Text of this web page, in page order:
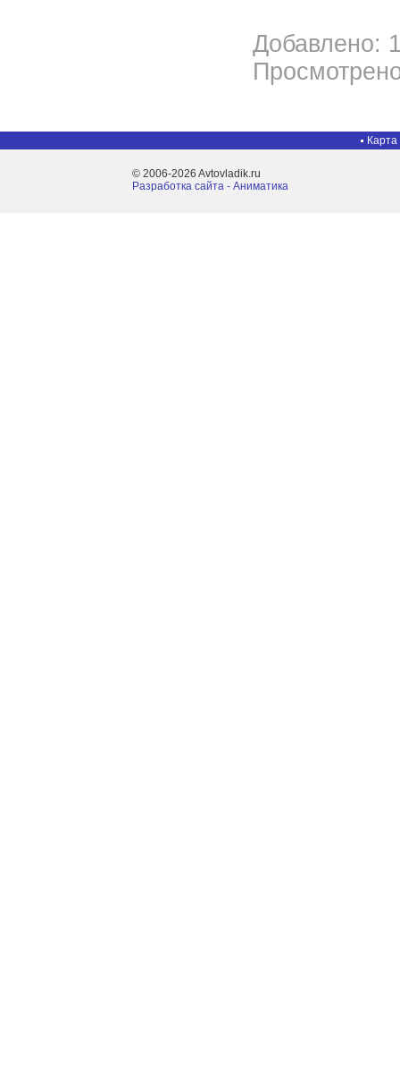
Добавлено:
Карта
© 2006-2026 Avtovladik.ru
Разработка сайта - Aниматика